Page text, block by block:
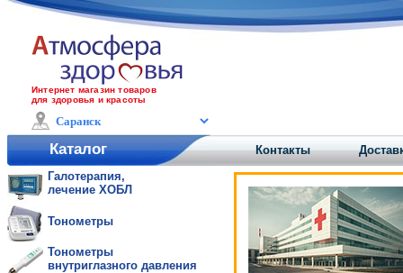
Интернет магазин товаров
для здоровья и красоты
Каталог Контакты
Галотерапия,
лечение ХОБЛ
Тонометры
Тонометры
внутриглазного давления